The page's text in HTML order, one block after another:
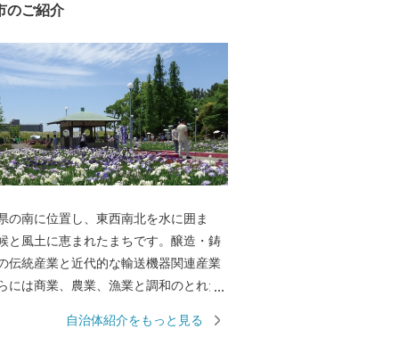
のご紹介
の南に位置し、東西南北を水に囲ま
と風土に恵まれたまちです。醸造・鋳
伝統産業と近代的な輸送機器関連産業
には商業、農業、漁業と調和のとれた
え「日本最古の味淋」「白しょうゆ発
自治体紹介をもっと見る